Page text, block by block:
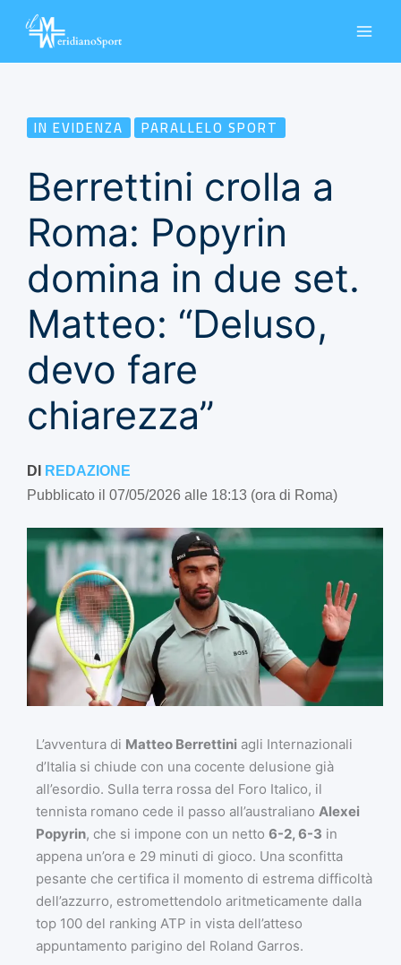
IN EVIDENZA PARALLELO SPORT
Berrettini crolla a
Roma: Popyrin
domina in due set.
Matteo: “Deluso,
devo fare
chiarezza”
DI REDAZIONE
Pubblicato il 07/05/2026 alle 18:13 (ora di Roma)
L’avventura di Matteo Berrettini agli Internazionali
d’Italia si chiude con una cocente delusione già
all’esordio. Sulla terra rossa del Foro Italico, il
tennista romano cede il passo all’australiano Alexei
Popyrin, che si impone con un netto 6-2, 6-3 in
appena un’ora e 29 minuti di gioco. Una sconfitta
pesante che certifica il momento di estrema difficoltà
dell’azzurro, estromettendolo aritmeticamente dalla
top 100 del ranking ATP in vista dell’atteso
appuntamento parigino del Roland Garros.